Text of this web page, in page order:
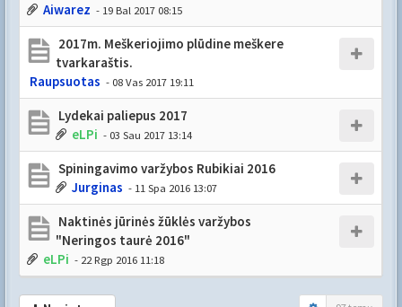
Aiwarez - 19 Bal 2017 08:15
2017m. Meškeriojimo plūdine meškere
tvarkaraštis.
Raupsuotas - 08 Vas 2017 19:11
Lydekai paliepus 2017
eLPi - 03 Sau 2017 13:14
Spiningavimo varžybos Rubikiai 2016
Jurginas - 11 Spa 2016 13:07
Naktinės jūrinės žūklės varžybos
"Neringos taurė 2016"
eLPi - 22 Rgp 2016 11:18